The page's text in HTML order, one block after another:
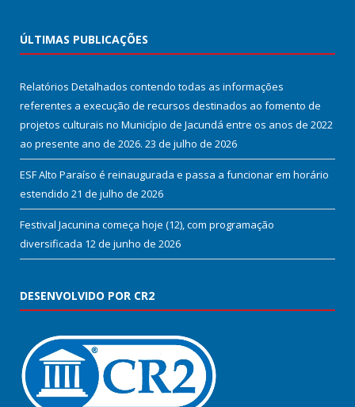
ÚLTIMAS PUBLICAÇÕES
Relatórios Detalhados contendo todas as informações
referentes a execução de recursos destinados ao fomento de
projetos culturais no Município de Jacundá entre os anos de 2022
ao presente ano de 2026. 23 de julho de 2026
ESF Alto Paraíso é reinaugurada e passa a funcionar em horário
estendido 21 de julho de 2026
Festival Jacunina começa hoje (12), com programação
diversificada 12 de junho de 2026
DESENVOLVIDO POR CR2